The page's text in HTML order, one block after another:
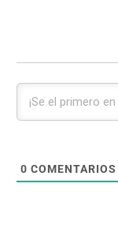
0 COMENTARIOS